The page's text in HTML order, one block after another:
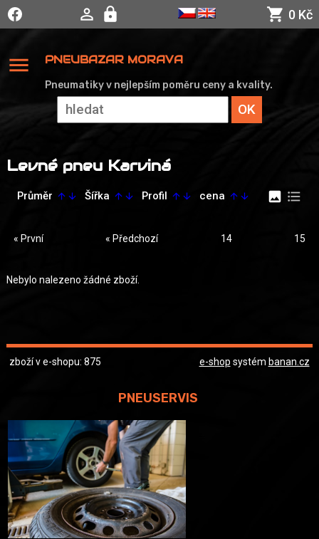
0 Kč
menu PNEUBAZAR MORAVA
Pneumatiky v nejlepším poměru ceny a kvality.
Levné pneu Karviná
Průměr arrow_upward arrow_downward Šířka arrow_upward arrow_downward Profil arrow_upward arrow_downward cena arrow_upward arrow_downward image format_list_bulleted
« První « Předchozí 14 15
Nebylo nalezeno žádné zboží.
zboží v e-shopu: 875 e-shop systém banan.cz
PNEUSERVIS